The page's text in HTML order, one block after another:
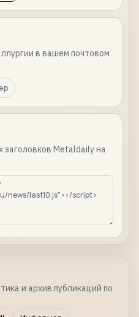
в вашем почтовом
Metaldaily на
и архив публикаций по